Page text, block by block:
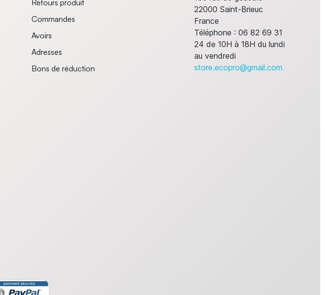
Retours produit
Commandes
Avoirs
Adresses
Bons de réduction
22000 Saint-Brieuc
France
Téléphone : 06 82 69 31
24 de 10H à 18H du lundi
au vendredi
store.ecopro@gmail.com